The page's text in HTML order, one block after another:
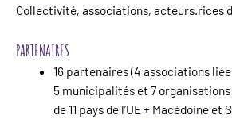
Collectivité, associations, acteurs.rices
PARTENAIRES
16 partenaires (4 associations
5 municipalités et 7
de 11 pays de l’UE + Macédoine et